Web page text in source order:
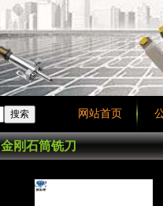
网站首页
金刚石筒铣刀